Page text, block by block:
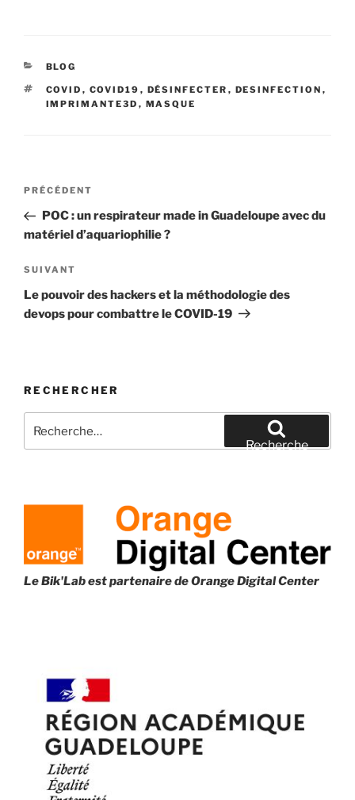
CATÉGORIES
BLOG
ÉTIQUETTES
COVID , COVID19 , DÉSINFECTER , DESINFECTION ,
IMPRIMANTE3D , MASQUE
Navigation
l’article
Article
précédent
PRÉCÉDENT
POC : un respirateur made in Guadeloupe avec du
matériel d’aquariophilie ?
Article
suivant
SUIVANT
Le pouvoir des hackers et la méthodologie des
devops pour combattre le COVID-19
RECHERCHER
pour
Recherche
Le Bik'Lab est partenaire deOrange Digital Center